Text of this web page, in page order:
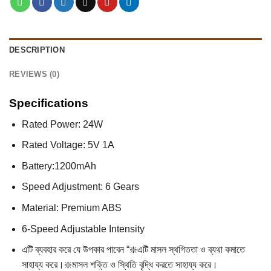
DESCRIPTION
REVIEWS (0)
Specifications
Rated Power: 24W
Rated Voltage: 5V 1A
Battery:1200mAh
Speed Adjustment: 6 Gears
Material: Premium ABS
6-Speed Adjustable Intensity
এটি ব্যবহার করে যে উপকার পাবেন “❇️এটি মাসল স্থগিততা ও ব্যথা কমাতে
সাহায্য করে।❇️মাসল শক্তি ও স্থিতি বৃদ্ধি করতে সাহায্য করে।